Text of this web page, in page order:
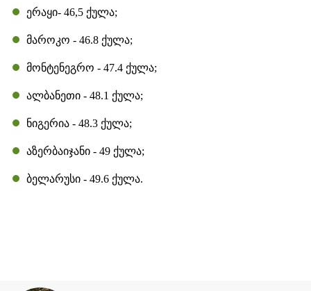
ერაყი- 46,5 ქულა;
მაროკო - 46.8 ქულა;
მონტენეგრო - 47.4 ქულა;
ალბანეთი - 48.1 ქულა;
ნიგერია - 48.3 ქულა;
აზერბაიჯანი - 49 ქულა;
ბელარუსი - 49.6 ქულა.